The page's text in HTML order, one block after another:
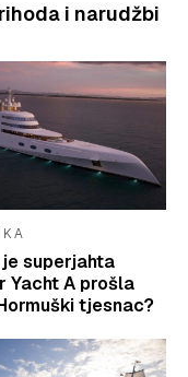
i narudžbi
superjahta
Yacht A prošla
tjesnac?